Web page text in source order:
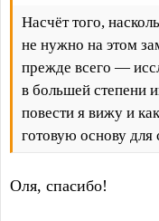
Насчёт того,
не нужно на этом
прежде всего —
в большей степени
повести я вижу и
готовую основу для
Оля, спасибо!